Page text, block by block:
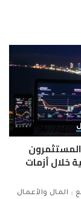
خلال أزمات
المال والأعمال